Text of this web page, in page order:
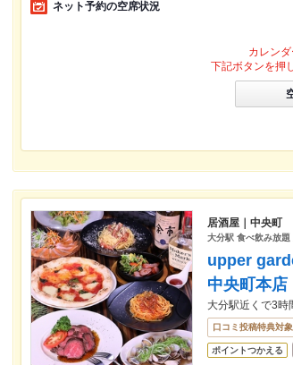
ネット予約の空席状況
カレンダ
下記ボタンを押
居酒屋｜中央町
大分駅 食べ飲み放
upper
中央町本店
大分駅近くで3時
口コミ投稿特典対
ポイントつかえる